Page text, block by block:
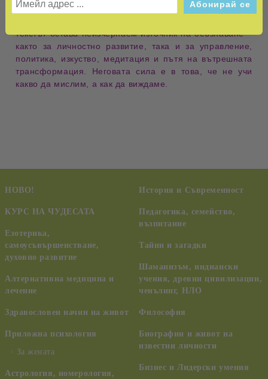
текстът оставанеизчерпаем източник на осъзнаване–
както за личностно развитие, така и за управление
политика
изкуство медитация и пътя на вътрешната
трансформация . Неговата сила е в това, че не учи
какво да мислим, а как да виждаме.
НОВО!
КУРС НА ЧУДЕСАТА
Езотерика,
самоусъвършенстване,
духовно развитие
Алтернативна медицина и
лечение
Здравословен начин на живот
Приложна психология
За жената
Астрология, номерология,
История и Съвременност
Педагогика, семейство,
възпитание
Тайни и загадки
Шаманизъм, индиански
учения, древни цивилизации,
ченълинг, НЛО
Философия
Биографии и живот на
известни личности
Бизнес и Лидерски умения